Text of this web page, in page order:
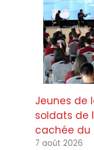
Jeunes de
soldats de
cachée du
7 août 2026